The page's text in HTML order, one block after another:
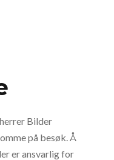
Bilder
på besøk. Å
er ansvarlig for